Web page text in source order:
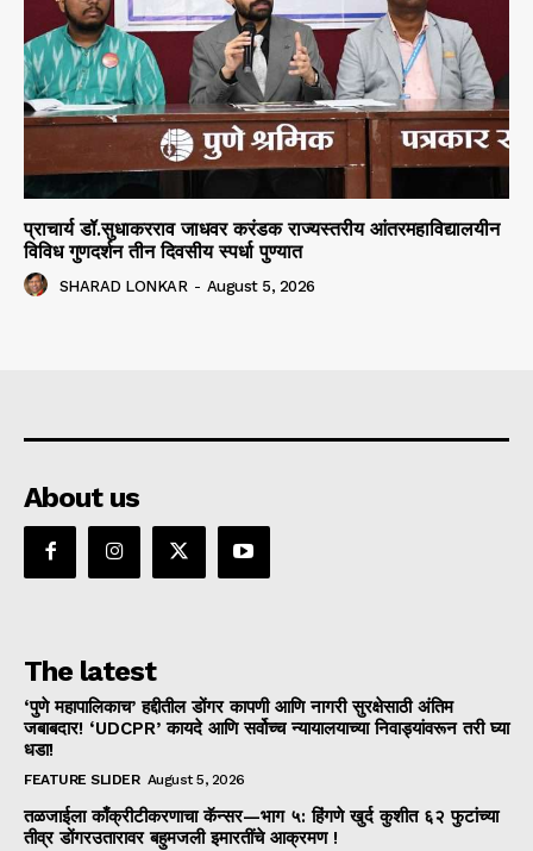
प्राचार्य डॉ.सुधाकरराव जाधवर करंडक राज्यस्तरीय आंतरमहाविद्यालयीन
विविध गुणदर्शन तीन दिवसीय स्पर्धा पुण्यात
SHARAD LONKAR - August 5, 2026
About us
The latest
‘पुणे महापालिकाच’ हद्दीतील डोंगर कापणी आणि नागरी सुरक्षेसाठी अंतिम
जबाबदार! ‘UDCPR’ कायदे आणि सर्वोच्च न्यायालयाच्या निवाड्यांवरून तरी घ्या
धडा!
FEATURE SLIDER August 5, 2026
तळजाईला काँक्रीटीकरणाचा कॅन्सर—भाग ५: हिंगणे खुर्द कुशीत ६२ फुटांच्या
तीव्र डोंगरउतारावर बहुमजली इमारतींचे आक्रमण !